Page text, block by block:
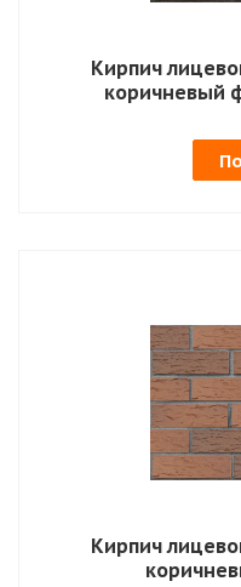
Кирпич
коричневый
Кирпич